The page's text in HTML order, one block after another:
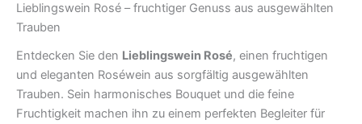
Lieblingswein Rosé – fruchtiger Genuss aus ausgewählten
Trauben
Entdecken Sie den Lieblingswein Rosé, einen fruchtigen
und eleganten Roséwein aus sorgfältig ausgewählten
Trauben. Sein harmonisches Bouquet und die feine
Fruchtigkeit machen ihn zu einem perfekten Begleiter für